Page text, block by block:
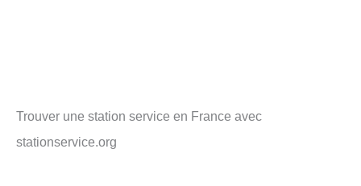
Trouver une station service en France avec
stationservice.org